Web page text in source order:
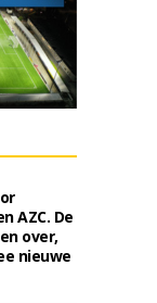
AZC. De
over,
nieuwe